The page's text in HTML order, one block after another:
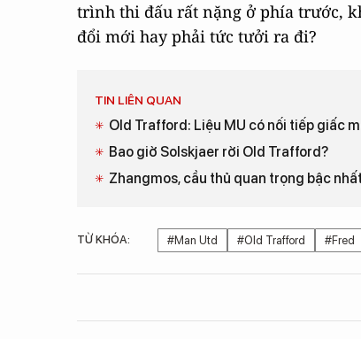
trình thi đấu rất nặng ở phía trước,
đổi mới hay phải tức tưởi ra đi?
TIN LIÊN QUAN
Old Trafford: Liệu MU có nối tiếp giấc
Bao giờ Solskjaer rời Old Trafford?
Zhangmos, cầu thủ quan trọng bậc
TỪ KHÓA: #Man Utd #Old Trafford #Fred